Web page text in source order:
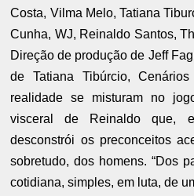
Costa, Vilma Melo, Tatiana
Cunha, WJ, Reinaldo Santos,
Direção de produção de Jeff
de Tatiana Tibúrcio,
realidade se misturam no
visceral de Reinaldo que,
desconstrói os preconceitos
sobretudo, dos homens. “Dos
cotidiana, simples, em luta, de